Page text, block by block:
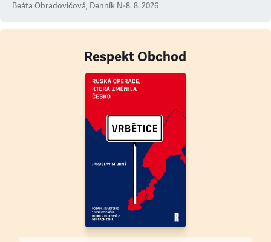
Beáta Obradovičová, Denník N•8. 8. 2026
Respekt Obchod